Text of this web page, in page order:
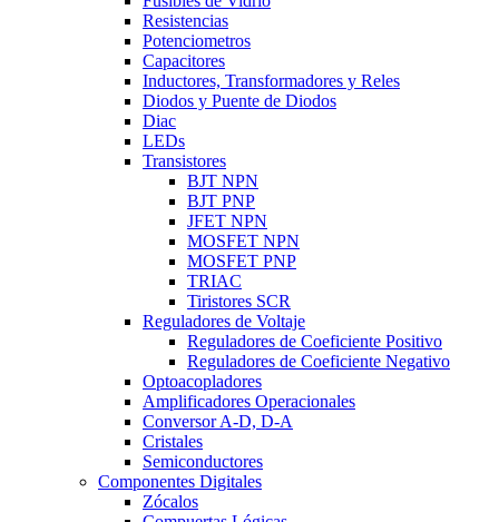
Resistencias
Potenciometros
Capacitores
Inductores, Transformadores y Reles
Diodos y Puente de Diodos
Diac
LEDs
Transistores
BJT NPN
BJT PNP
JFET NPN
MOSFET NPN
MOSFET PNP
TRIAC
Tiristores SCR
Reguladores de Voltaje
Reguladores de Coeficiente Positivo
Reguladores de Coeficiente Negativo
Optoacopladores
Amplificadores Operacionales
Conversor A-D, D-A
Cristales
Semiconductores
Componentes Digitales
Zócalos